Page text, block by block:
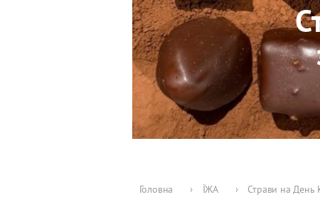
Головна › ЇЖА › Страви на День